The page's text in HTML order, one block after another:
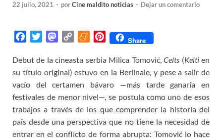
22 julio, 2021 - porCine maldito noticias - Dejar un comentario
c
e
b
o
o
k
i
t
t
e
r
M
s
t
o
d
o
n
p
y
L
i
n
k
M
n
e
a
m
e
P
n
t
e
e
s
t
Share
Debut de la cineasta serbia Milica Tomović,Celts (Keltien
su título original) estuvo en la Berlinale, y pese a salir de
vacío del certamen bávaro —más tarde ganaría en
festivales de menor nivel—, se postula como uno de esos
trabajos a través de los que comprender la historia del
país desde una perspectiva que no tiene la necesidad de
entrar en el conflicto de forma abrupta: Tomović lo hace